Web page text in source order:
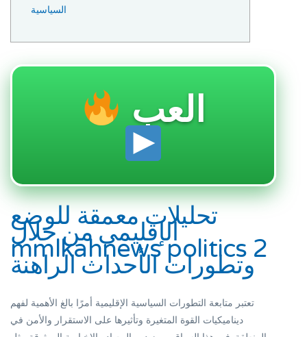
السياسية
العب
تحليلات معمقة للوضع
الإقليمي من خلال
mmlkahnews politics 2
وتطورات الأحداث الراهنة
تعتبر متابعة التطورات السياسية الإقليمية أمرًا بالغ الأهمية لفهم
ديناميكيات القوة المتغيرة وتأثيرها على الاستقرار والأمن في